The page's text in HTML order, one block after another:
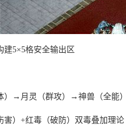
5×5格安全输出区
）→月灵（群攻）→神兽（全能）
害）+红毒（破防）双毒叠加理论